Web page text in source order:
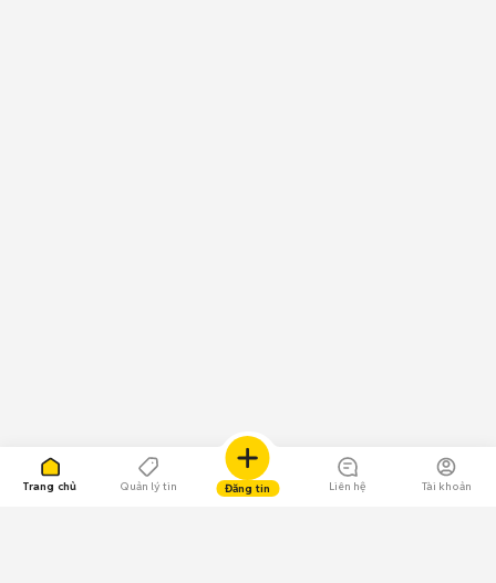
Trang chủ Quản lý tin Đăng tin Liên hệ Tài khoản